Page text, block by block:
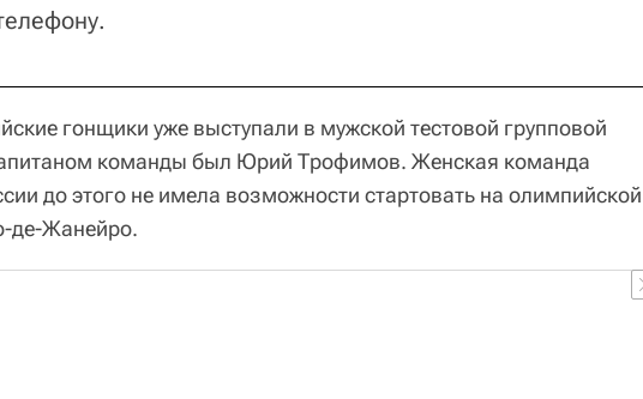
гонщики уже выступали в мужской тестовой групповой
команды был Юрий Трофимов. Женская команда
до этого не имела возможности стартовать на олимпийской
де-Жанейро.